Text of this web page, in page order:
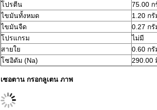
โปรตีน
75.00 ก
ไขมันทั้งหมด
1.20 กรั
ไขมันจืด
0.27 กรั
โปรแกรม
ไม่มี
สายใย
0.60 กรั
โซอิดัม (Na)
290.00
เซอตาน กรอกลูเตน ภาพ